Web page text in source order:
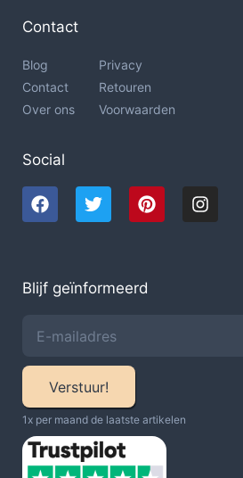
Contact
Blog
Contact
Over ons
Privacy
Retouren
Voorwaarden
Social
Blijf geïnformeerd
Verstuur!
1x per maand de laatste artikelen​